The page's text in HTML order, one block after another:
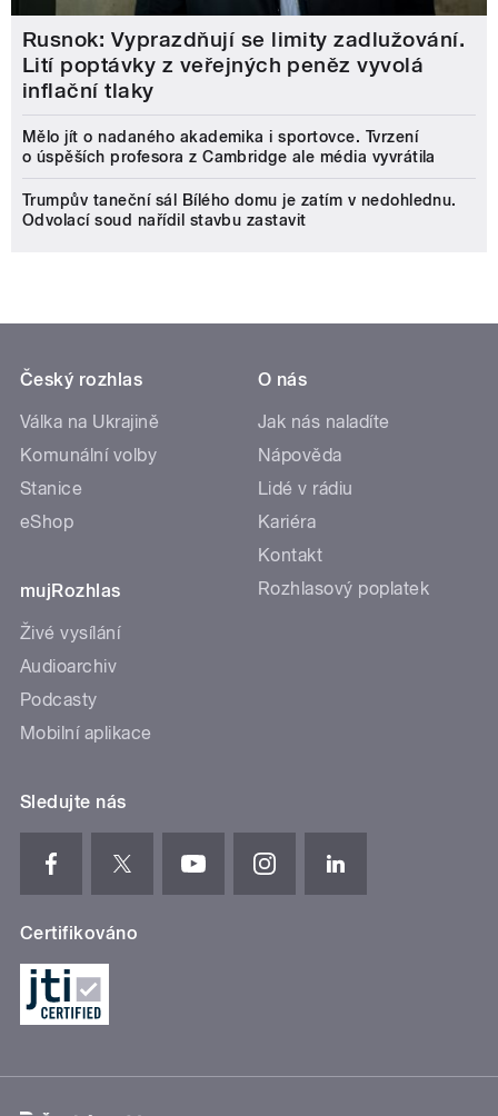
Rusnok: Vyprazdňují se limity zadlužování.
Lití poptávky z veřejných peněz vyvolá
inflační tlaky
Mělo jít o nadaného akademika i sportovce. Tvrzení
o úspěších profesora z Cambridge ale média vyvrátila
Trumpův taneční sál Bílého domu je zatím v nedohlednu.
Odvolací soud nařídil stavbu zastavit
Český rozhlas
Válka na Ukrajině
Komunální volby
Stanice
eShop
mujRozhlas
Živé vysílání
Audioarchiv
Podcasty
Mobilní aplikace
O nás
Jak nás naladíte
Nápověda
Lidé v rádiu
Kariéra
Kontakt
Rozhlasový poplatek
Sledujte nás
Certifikováno